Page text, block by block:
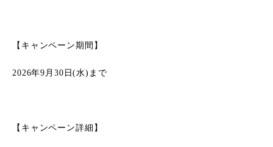
【キャンペーン期間】
2026年9月30日(水)まで
【キャンペーン詳細】